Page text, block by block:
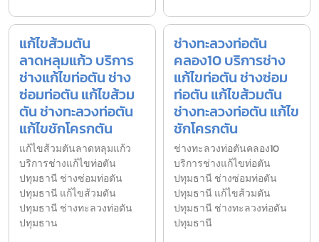
แก้ไขส้วมตัน
ลาดหลุมแก้ว บริการ
ช่างแก้ไขท่อตัน ช่าง
ซ่อมท่อตัน แก้ไขส้วม
ตัน ช่างทะลวงท่อตัน
แก้ไขชักโครกตัน
แก้ไขส้วมตันลาดหลุมแก้ว
บริการช่างแก้ไขท่อตัน
ปทุมธานี ช่างซ่อมท่อตัน
ปทุมธานี แก้ไขส้วมตัน
ปทุมธานี ช่างทะลวงท่อตัน
ปทุมธาน
ช่างทะลวงท่อตัน
คลอง10 บริการช่าง
แก้ไขท่อตัน ช่างซ่อม
ท่อตัน แก้ไขส้วมตัน
ช่างทะลวงท่อตัน แก้ไข
ชักโครกตัน
ช่างทะลวงท่อตันคลอง10
บริการช่างแก้ไขท่อตัน
ปทุมธานี ช่างซ่อมท่อตัน
ปทุมธานี แก้ไขส้วมตัน
ปทุมธานี ช่างทะลวงท่อตัน
ปทุมธานี